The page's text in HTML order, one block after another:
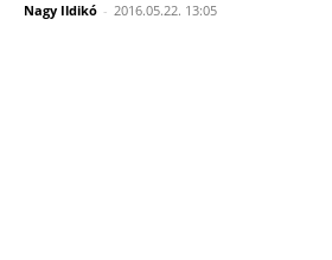
Nagy Ildikó - 2016.05.22. 13:05